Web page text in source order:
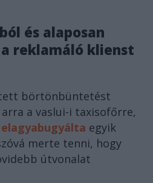
és alaposan
reklamáló klienst
börtönbüntetést
a vaslui-i taxisofőrre,
elagyabugyálta egyik
merte tenni, hogy
útvonalat